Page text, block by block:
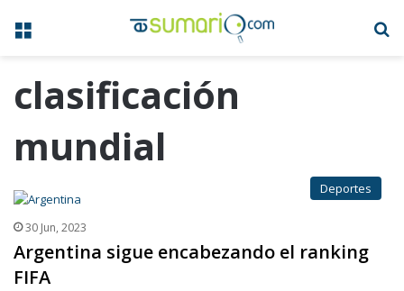
Menú
clasificación
mundial
Deportes
30 Jun, 2023
Argentina sigue encabezando el ranking
FIFA